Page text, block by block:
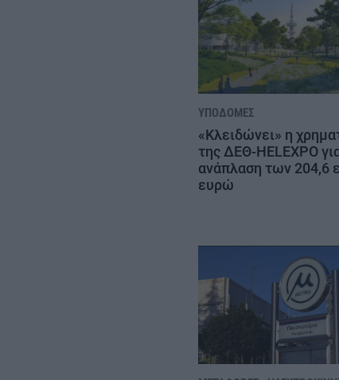
ΥΠΟΔΟΜΈΣ
«Κλειδώνει» η
της ΔΕΘ-HELEXPO
ανάπλαση των 204,6
ευρώ